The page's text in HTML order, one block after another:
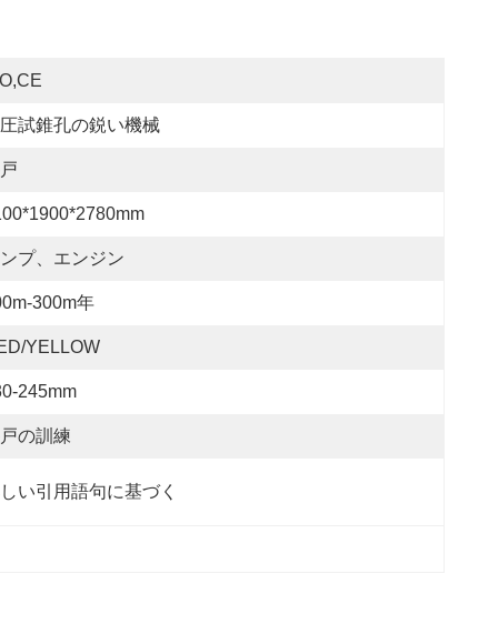
試錐孔の鋭い機械
プ、エンジン
300m年
YELLOW
245mm
の訓練
い引用語句に基づく